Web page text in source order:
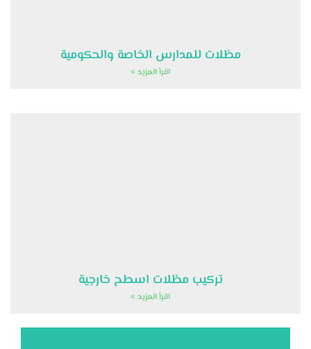
مظلات للمدارس الخاصة والحكومية
اقرأ المزيد »
تركيب مظلات اسطح خارجية
اقرأ المزيد »